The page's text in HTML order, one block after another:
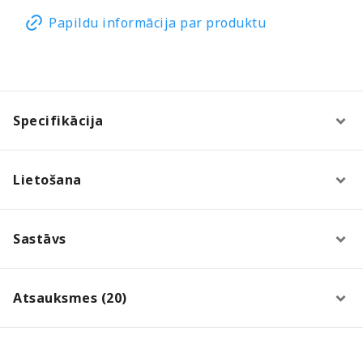
Papildu informācija par produktu
Specifikācija
Lietošana
Sastāvs
Atsauksmes (20)